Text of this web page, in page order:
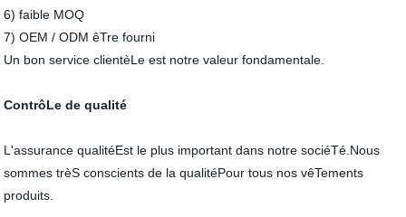
6) faible MOQ
7) OEM / ODM êTre fourni
Un bon service clientèLe est notre valeur fondamentale.
ContrôLe de qualité
L'assurance qualitéEst le plus important dans notre sociéTé.Nous
sommes trèS conscients de la qualitéPour tous nos vêTements
produits.